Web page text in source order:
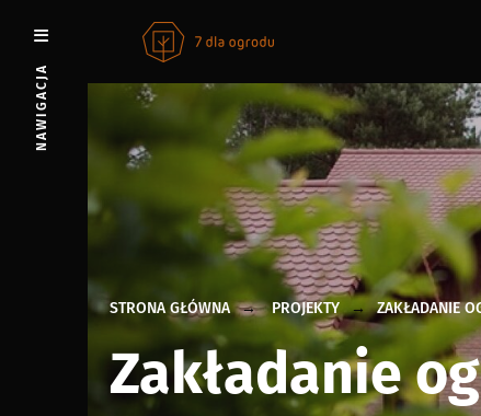
Przejdź
treści
NAWIGACJA
STRONA GŁÓWNA PROJEKTY ZAKŁADANIE
Zakładanie